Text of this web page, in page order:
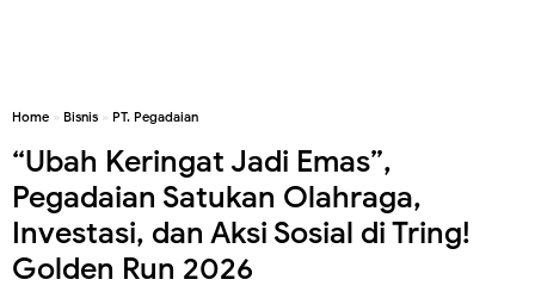
Home » Bisnis » PT. Pegadaian
“Ubah Keringat Jadi Emas”,
Pegadaian Satukan Olahraga,
Investasi, dan Aksi Sosial di Tring!
Golden Run 2026